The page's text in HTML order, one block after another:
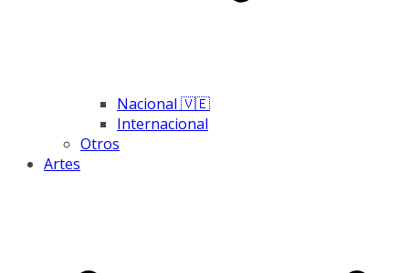
Nacional 🇻🇪
Internacional
Otros
Artes